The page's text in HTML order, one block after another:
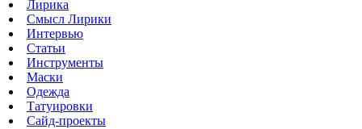
Лирика
Смысл Лирики
Интервью
Статьи
Инструменты
Маски
Одежда
Татуировки
Сайд-проекты